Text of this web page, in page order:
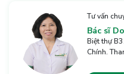
Tư vấn
Bác sĩ
Biệt thự
Chính.